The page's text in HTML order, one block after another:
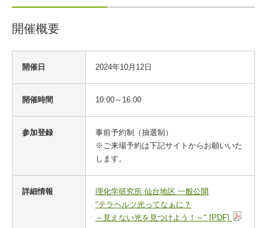
開催概要
概
開催日 2024年10月12日
開催時間 10:00～16:00
参加登録
事前予約制（抽選制）
※ご来場予約は下記サイトからお願いいた
します。
詳細情報
理化学研究所 仙台地区 一般公開
"テラヘルツ光ってなぁに？
～見えない光を見つけよう！～" [PDF]